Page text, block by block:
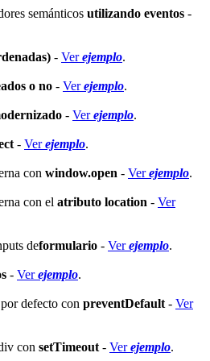
semánticos utilizando eventos -
- Verejemplo.
o no - Verejemplo.
- Verejemplo.
- Verejemplo.
con window.open - Verejemplo.
con el atributo location - Ver
deformulario - Verejemplo.
- Verejemplo.
defecto con preventDefault - Ver
con setTimeout - Verejemplo.